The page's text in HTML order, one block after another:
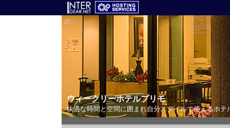
ウィークリーホテルプリモ
快適な時間と空間に囲まれ自分スタイルで使えるホテ